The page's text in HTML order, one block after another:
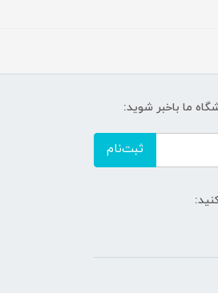
ما باخبر شوید:
ثبت‌نام